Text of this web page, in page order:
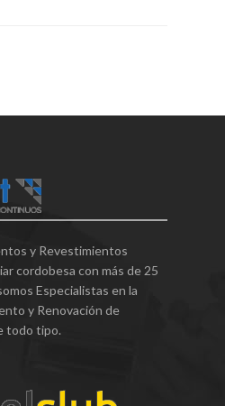
y Revestimientos
cordobesa con más de 25
Especialistas en la
y Renovación de
todo tipo.